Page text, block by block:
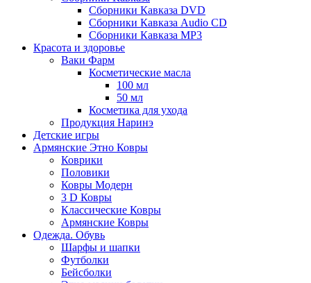
Сборники Кавказа DVD
Сборники Кавказа Audio CD
Сборники Кавказа MP3
Красота и здоровье
Ваки Фарм
Косметические масла
100 мл
50 мл
Косметика для ухода
Продукция Наринэ
Детские игры
Армянские Этно Ковры
Коврики
Половики
Ковры Модерн
3 D Ковры
Классические Ковры
Армянские Ковры
Одежда. Обувь
Шарфы и шапки
Футболки
Бейсболки